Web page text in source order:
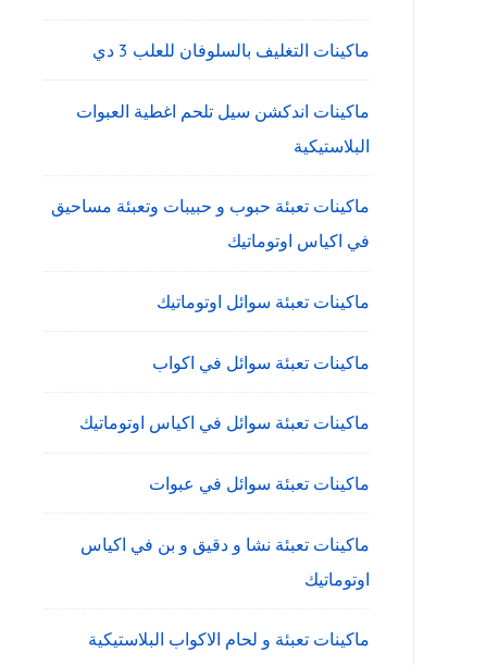
ماكينات التغليف بالسلوفان للعلب 3 دي
ماكينات اندكشن سيل تلحم اغطية العبوات
البلاستيكية
ماكينات تعبئة حبوب و حبيبات وتعبئة مساحيق
في اكياس اوتوماتيك
ماكينات تعبئة سوائل اوتوماتيك
ماكينات تعبئة سوائل في اكواب
ماكينات تعبئة سوائل في اكياس اوتوماتيك
ماكينات تعبئة سوائل في عبوات
ماكينات تعبئة نشا و دقيق و بن في اكياس
اوتوماتيك
ماكينات تعبئة و لحام الاكواب البلاستيكية